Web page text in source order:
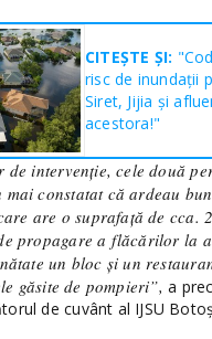
CITEȘTE ȘI:
risc de inundații
Siret, Jijia și
acestora!"
de intervenție, cele două
constatat că ardeau
are o suprafață de cca.
propagare a flăcărilor la
un bloc și un
găsite de pompieri”,a
de cuvânt al IJSU